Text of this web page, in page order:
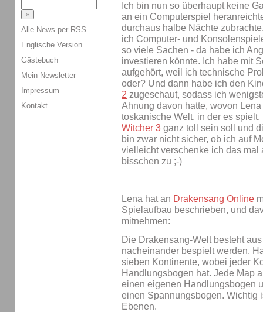
Ich bin nun so überhaupt keine
an ein Computerspiel
durchaus halbe Nächte
ich Computer- und
so viele Sachen - da habe ich
investieren könnte. Ich habe mit
aufgehört, weil ich technische
oder? Und dann habe ich den
2 zugeschaut, sodass ich
Ahnung davon hatte, wovon
toskanische Welt, in der es
Witcher 3 ganz toll sein soll und
bin zwar nicht sicher, ob ich auf
vielleicht verschenke ich das
bisschen zu ;-)
Lena hat an Drakensang Online
Spielaufbau beschrieben, und
mitnehmen:
Die Drakensang-Welt besteht
nacheinander bespielt werden.
sieben Kontinente, wobei jeder
Handlungsbogen hat. Jede Map
einen eigenen Handlungsbogen
einen Spannungsbogen. Wichtig
Ebenen.
Alle News per RSS
Englische Version
Gästebuch
Mein Newsletter
Impressum
Kontakt